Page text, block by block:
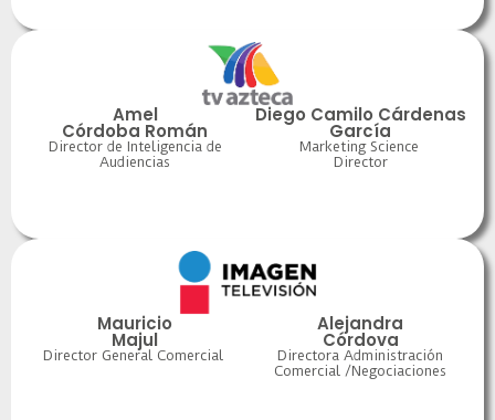
Amel
Córdoba Román
Director de Inteligencia de
Audiencias
Diego Camilo Cárdenas
García
Marketing Science
Director
Mauricio
Majul
Director General Comercial
Alejandra
Córdova
Directora Administración
Comercial /Negociaciones